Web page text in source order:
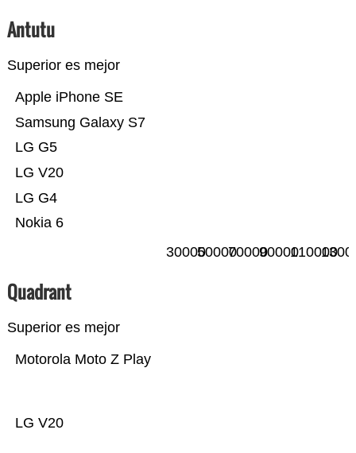
Antutu
Superior es mejor
Nokia 6
LG G4
LG V20
LG G5
Samsung Galaxy S7
Apple iPhone SE
30000500007000090000110000
Quadrant
Superior es mejor
LG V20
Motorola Moto Z Play